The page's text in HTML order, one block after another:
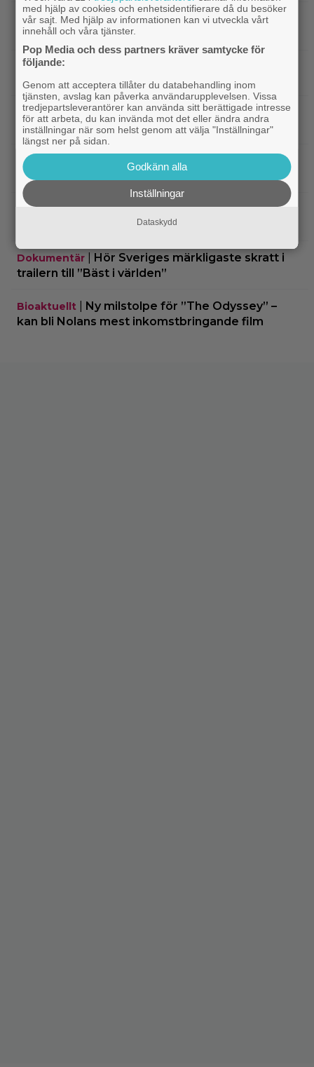
Bioaktuellt|Efter 25 Beckfilmer – Anna Asp
hoppas nya filmen blir en snackis
IKEA hyllas världen över – efter briljant blinkning
till Alexander Skarsgård
Apple TV|Bortglömd komedi från 1984 blev
Robin Williams favorit: ”Min bästa film”
HBO Max
Två nya skådisar redo att skapa
drama i ”Heated Rivalry” säsong 2
Netflix|Netflix har stängt in en snubbe i en
reklamskylt – PR-tricket som får LA att titta upp
Dokumentär
Hör Sveriges märkligaste skratt i
trailern till ”Bäst i världen”
Bioaktuellt
Ny milstolpe för ”The Odyssey” –
kan bli Nolans mest inkomstbringande film
med hjälp av cookies och enhetsidentifierare då du besöker
vår sajt. Med hjälp av informationen kan vi utveckla vårt
innehåll och våra tjänster.
Pop Media och dess partners kräver samtycke för
följande:
Genom att acceptera tillåter du databehandling inom
tjänsten, avslag kan påverka användarupplevelsen. Vissa
tredjepartsleverantörer kan använda sitt berättigade intresse
för att arbeta, du kan invända mot det eller ändra andra
inställningar när som helst genom att välja "Inställningar"
längst ner på sidan.
Godkänn alla
Inställningar
Dataskydd